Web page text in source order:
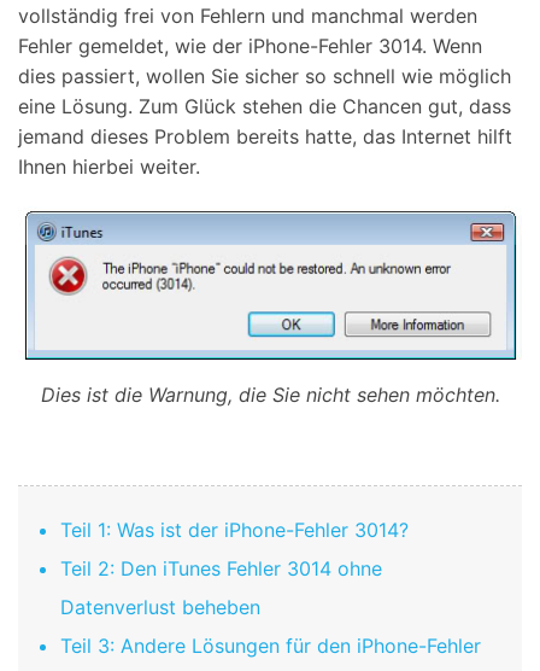
vollständig frei von Fehlern und manchmal werden
Fehler gemeldet, wie der iPhone-Fehler 3014. Wenn
dies passiert, wollen Sie sicher so schnell wie möglich
eine Lösung. Zum Glück stehen die Chancen gut, dass
jemand dieses Problem bereits hatte, das Internet hilft
Ihnen hierbei weiter.
Dies ist die Warnung, die Sie nicht sehen möchten.
Teil 1: Was ist der iPhone-Fehler 3014?
Teil 2: Den iTunes Fehler 3014 ohne
Datenverlust beheben
Teil 3: Andere Lösungen für den iPhone-Fehler